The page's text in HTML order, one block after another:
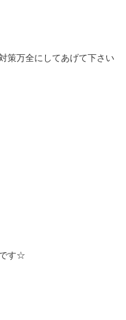
策万全にしてあげて下さい
す☆